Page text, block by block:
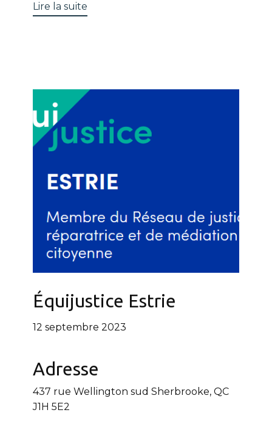
Lire la suite
Équijustice Estrie
12 septembre 2023
Adresse
437 rue Wellington sud Sherbrooke, QC
J1H 5E2